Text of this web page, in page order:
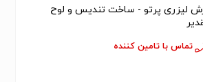
لیزری پرتو - ساخت تندیس و لوح
تماس با تامین کننده